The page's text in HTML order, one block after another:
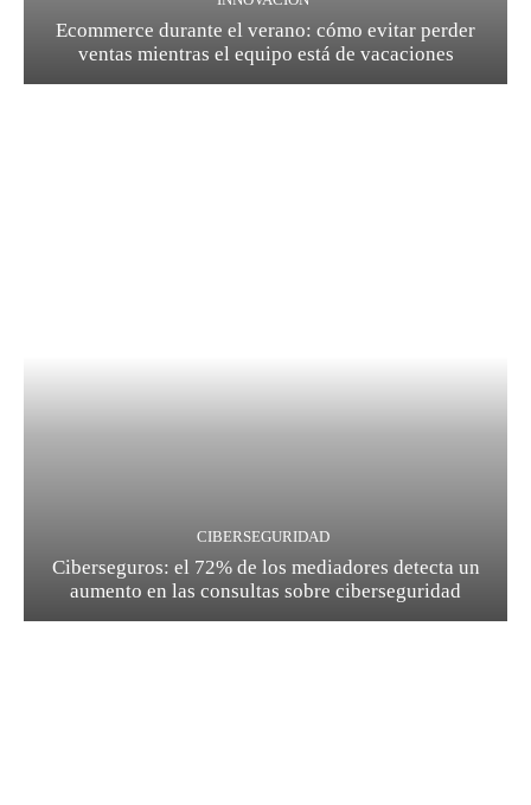
Ecommerce durante el verano: cómo evitar perder
ventas mientras el equipo está de vacaciones
CIBERSEGURIDAD
Ciberseguros: el 72% de los mediadores detecta un
aumento en las consultas sobre ciberseguridad